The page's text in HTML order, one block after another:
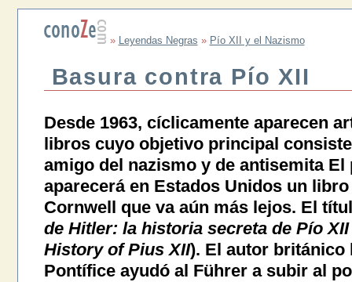
» Leyendas Negras » Pío XII y el Nazismo
Basura contra Pío XII
Desde 1963, cíclicamente aparecen
libros cuyo objetivo principal
amigo del nazismo y de antisemita
aparecerá en Estados Unidos un
Cornwell que va aún más lejos. El
de Hitler: la historia secreta de Pío XII
History of Pius XII). El autor británico
Pontífice ayudó al Führer a subir al